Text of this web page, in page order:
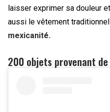
laisser exprimer sa douleur
aussi le vêtement
mexicanité.
200 objets provenant